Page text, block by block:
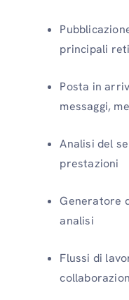
principali reti
Posta in
messaggi,
Analisi del
prestazioni
Generatore
analisi
Flussi di